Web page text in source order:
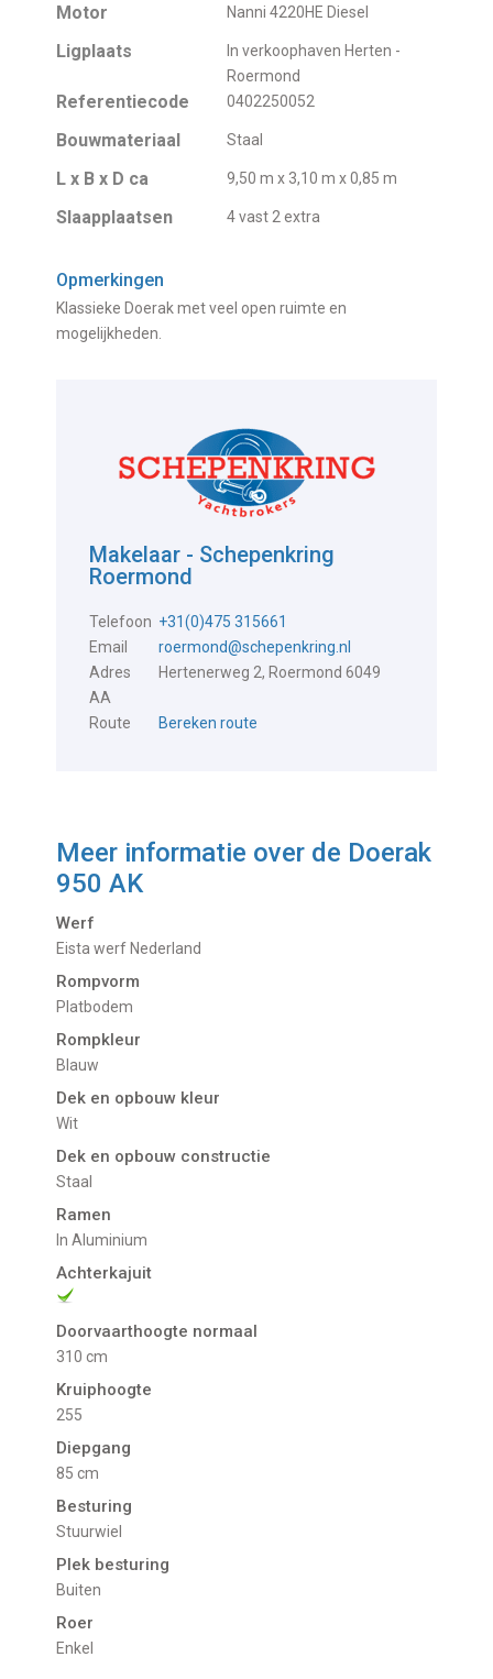
Motor Nanni 4220HE Diesel
Ligplaats
In verkoophaven Herten -
Roermond
Referentiecode 0402250052
Bouwmateriaal Staal
L x B x D ca 9,50 m x 3,10 m x 0,85 m
Slaapplaatsen 4 vast 2 extra
Opmerkingen
Klassieke Doerak met veel open ruimte en
mogelijkheden.
Makelaar - Schepenkring
Roermond
Telefoon +31(0)475 315661
Email
roermond@schepenkring.nl
Adres
Hertenerweg 2, Roermond 6049
AA
Route
Bereken route
Meer informatie over de Doerak
950 AK
Werf
Eista werf Nederland
Rompvorm
Platbodem
Rompkleur
Blauw
Dek en opbouw kleur
Wit
Dek en opbouw constructie
Staal
Ramen
In Aluminium
Achterkajuit
Doorvaarthoogte normaal
310 cm
Kruiphoogte
255
Diepgang
85 cm
Besturing
Stuurwiel
Plek besturing
Buiten
Roer
Enkel